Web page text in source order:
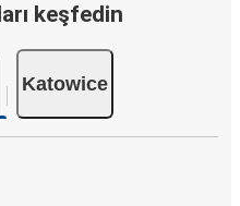
keşfedin
Katowice